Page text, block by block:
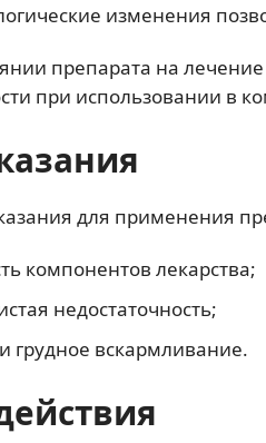
изменения
препарата на лечение
при использовании в
для применения
компонентов лекарства;
недостаточность;
грудное вскармливание.